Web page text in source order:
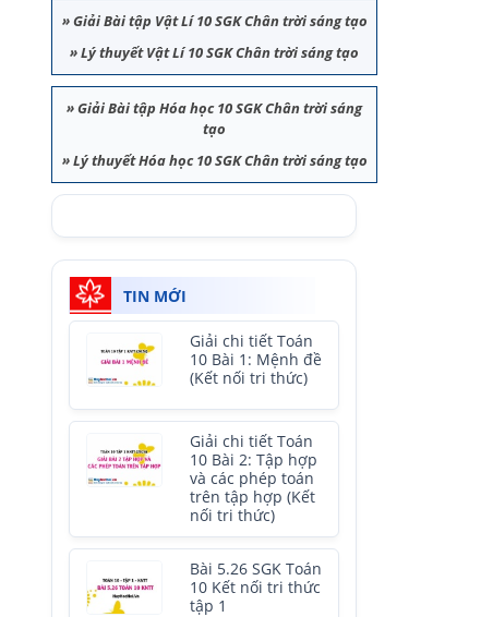
»Giải Bài tập Vật Lí 10 SGK Chân trời sáng tạo
»Lý thuyết Vật Lí 10 SGK Chân trời sáng tạo
»Giải Bài tập Hóa học 10 SGK Chân trời sáng
tạo
»Lý thuyết Hóa học 10 SGK Chân trời sáng tạo
TIN MỚI
Giải chi tiết Toán
10 Bài 1: Mệnh đề
(Kết nối tri thức)
Giải chi tiết Toán
10 Bài 2: Tập hợp
và các phép toán
trên tập hợp (Kết
nối tri thức)
Bài 5.26 SGK Toán
10 Kết nối tri thức
tập 1